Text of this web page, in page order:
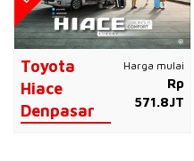
Toyota
Hiace
Denpasar
Harga mulai
Rp
571.8JT